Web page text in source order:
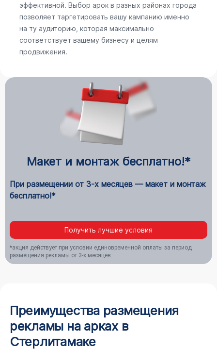
эффективной. Выбор арок в разных районах города
позволяет таргетировать вашу кампанию именно
на ту аудиторию, которая максимально
соответствует вашему бизнесу и целям
продвижения.
Макет и монтаж бесплатно!*
При размещении от 3-х месяцев — макет и монтаж
бесплатно!*
Получить лучшие условия
*акция действует при условии единовременной оплаты за период
размещения рекламы от 3-х месяцев.
Преимущества размещения
рекламы на арках в
Стерлитамаке